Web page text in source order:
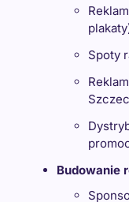
Spoty
Budowanie